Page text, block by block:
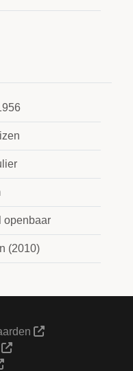
openbaar
(2010)